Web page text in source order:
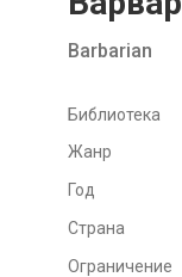
Barbarian
Библиотека
Жанр
Год
Страна
Ограничение